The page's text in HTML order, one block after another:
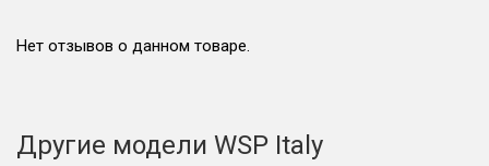
Нет отзывов о данном товаре.
Другие модели WSP Italy